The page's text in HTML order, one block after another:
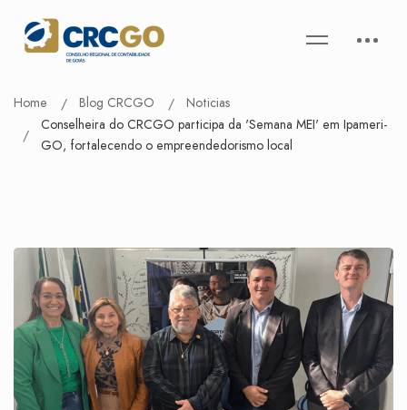
Home Blog CRCGO
Noticias
Conselheira do CRCGO participa da 'Semana MEI' em Ipameri-
GO, fortalecendo o empreendedorismo local